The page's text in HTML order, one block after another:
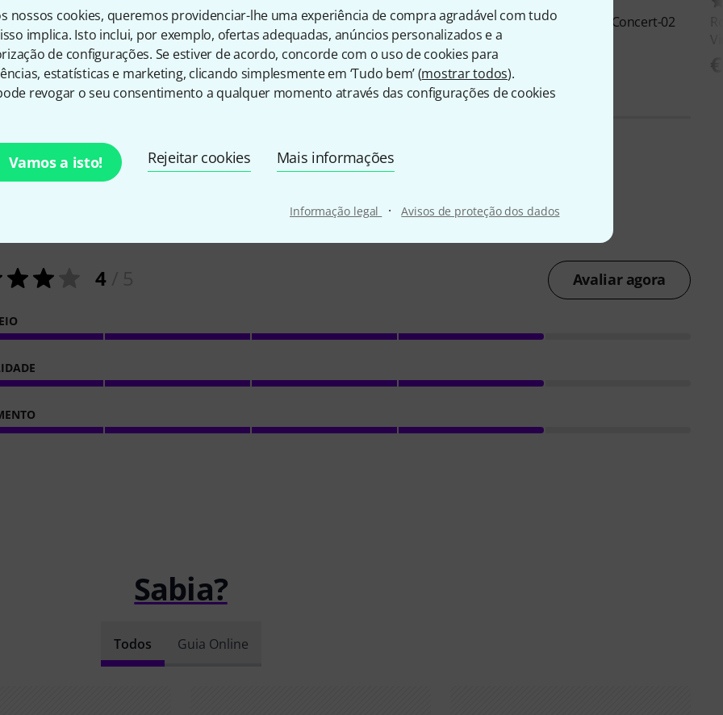
nossos cookies, queremos providenciar-lhe uma experiência de compra agradável com tudo
implica. Isto inclui, por exemplo, ofertas adequadas, anúncios personalizados e a
de configurações. Se estiver de acordo, concorde com o uso de cookies para
estatísticas e marketing, clicando simplesmente em ‘Tudo bem’ (mostrar todos).
revogar o seu consentimento a qualquer momento através das configurações de cookies
Vamos a isto! Rejeitar cookies Mais informações
Informação legal · Avisos de proteção dos dados
Violin
GewaPure Violin Case 2.4 GY 4/4
€ 249
Roth & JuniusGreyLine Viol.
Shaped Case 4/4
€ 30
Roth & Junius
RJVC Concert-02
€ 49
Avaliações de clientes
4/ 5 Avaliar agora
Sabia?
Todos Guia Online